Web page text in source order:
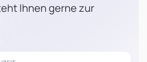
Ihnen gerne zur